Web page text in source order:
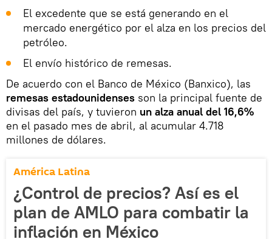
El excedente que se está generando en el
mercado energético por el alza en los precios del
petróleo.
El envío histórico de remesas.
De acuerdo con el Banco de México (Banxico), las
remesas estadounidenses son la principal fuente de
divisas del país, y tuvieron un alza anual del 16,6%
en el pasado mes de abril, al acumular 4.718
millones de dólares.
América Latina
¿Control de precios? Así es el
plan de AMLO para combatir la
inflación en México